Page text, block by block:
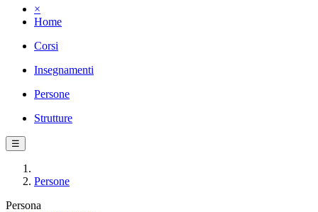
×
Home
Corsi
Insegnamenti
Persone
Strutture
☰
Persone
Persona